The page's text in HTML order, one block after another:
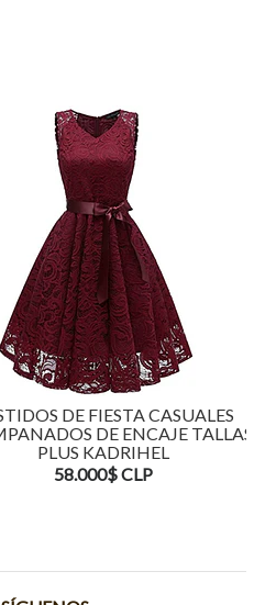
DE FIESTA CASUALES
DE ENCAJE TALLAS
PLUS KADRIHEL
58.000$ CLP